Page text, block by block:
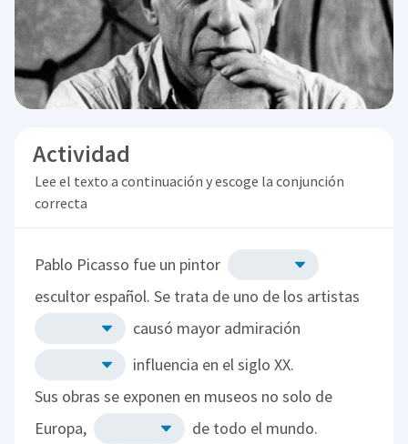
Actividad
Lee el texto a continuación y escoge la conjunción
correcta
Pablo Picasso fue un pintor
escultor español. Se trata de uno de los artistas
causó mayor admiración
influencia en el siglo XX.
Sus obras se exponen en museos no solo de
Europa,
de todo el mundo.